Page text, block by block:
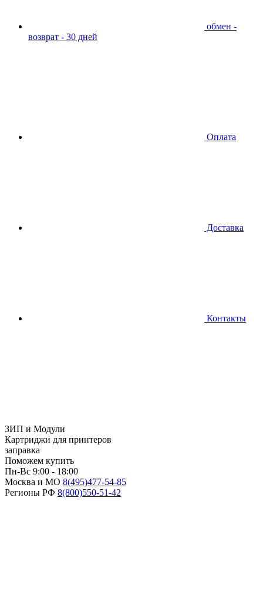
обмен -
возврат - 30 дней
Оплата
Доставка
Контакты
ЗИП и Модули
Картриджи для принтеров
заправка
Поможем купить
Пн-Вс 9:00 - 18:00
Москва и МО 8(495)477-54-85
Регионы РФ 8(800)550-51-42